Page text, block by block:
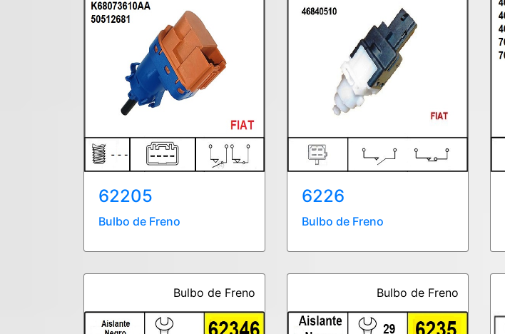
62205
Bulbo de Freno
6226
Bulbo de Freno
Bulbo de Freno Bulbo de Freno